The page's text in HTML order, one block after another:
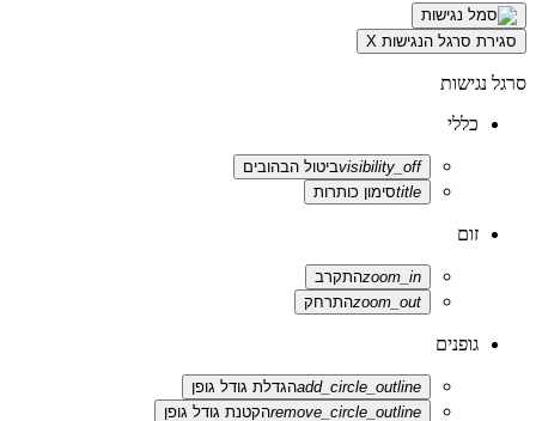
סגירת סרגל הנגישות X
סרגל נגישות
כללי
visibility_offביטול הבהובים
titleסימון כותרות
זום
zoom_inהתקרב
zoom_outהתרחק
גופנים
add_circle_outlineהגדלת גודל גופן
remove_circle_outlineהקטנת גודל גופן